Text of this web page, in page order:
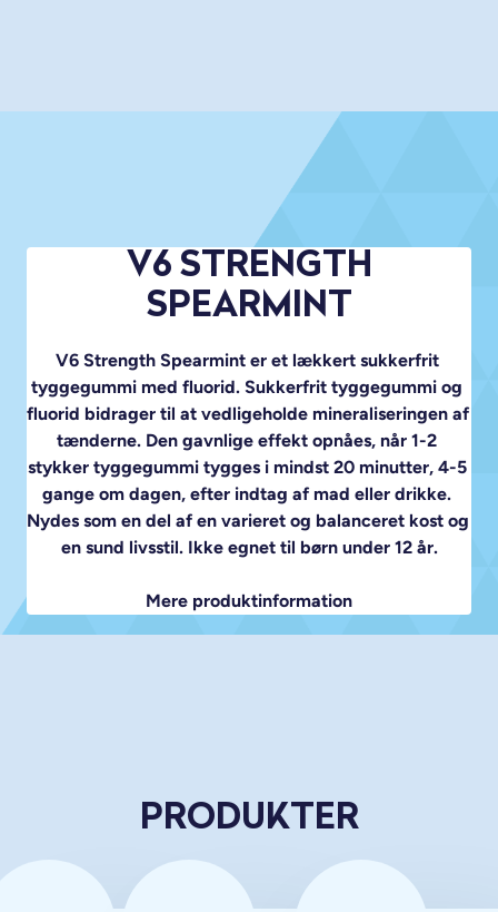
V6 STRENGTH
SPEARMINT
V6 Strength Spearmint er et lækkert sukkerfrit
tyggegummi med fluorid. Sukkerfrit tyggegummi og
fluorid bidrager til at vedligeholde mineraliseringen af
tænderne. Den gavnlige effekt opnåes, når 1-2
stykker tyggegummi tygges i mindst 20 minutter, 4-5
gange om dagen, efter indtag af mad eller drikke.
Nydes som en del af en varieret og balanceret kost og
en sund livsstil. Ikke egnet til børn under 12 år.
Mere produktinformation
PRODUKTER